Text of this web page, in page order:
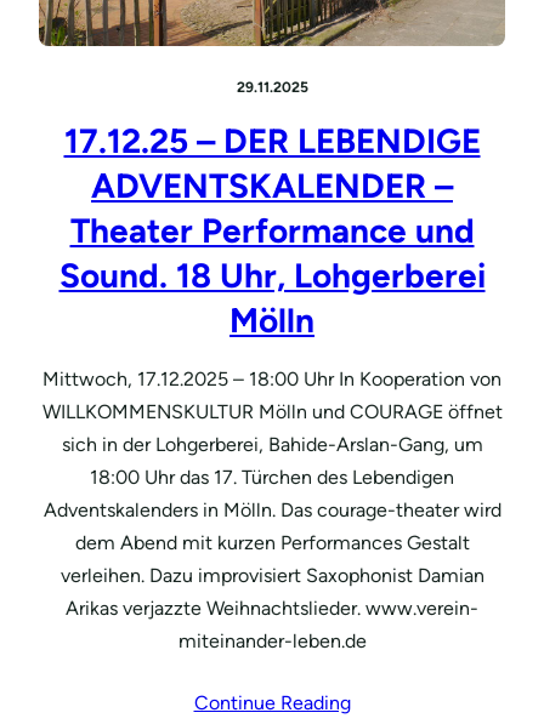
29.11.2025
17.12.25 – DER LEBENDIGE
ADVENTSKALENDER –
Theater Performance und
Sound. 18 Uhr, Lohgerberei
Mölln
Mittwoch, 17.12.2025 – 18:00 Uhr In Kooperation von
WILLKOMMENSKULTUR Mölln und COURAGE öffnet
sich in der Lohgerberei, Bahide-Arslan-Gang, um
18:00 Uhr das 17. Türchen des Lebendigen
Adventskalenders in Mölln. Das courage-theater wird
dem Abend mit kurzen Performances Gestalt
verleihen. Dazu improvisiert Saxophonist Damian
Arikas verjazzte Weihnachtslieder. www.verein-
miteinander-leben.de
Continue Reading